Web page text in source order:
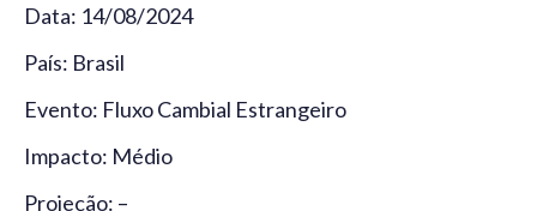
Data: 14/08/2024
País: Brasil
Evento: Fluxo Cambial Estrangeiro
Impacto: Médio
Projeção: –